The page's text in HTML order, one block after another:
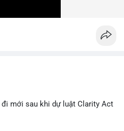
mới sau khi dự luật Clarity Act